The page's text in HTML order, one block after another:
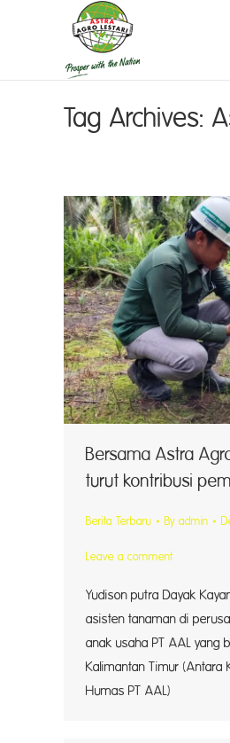
Tag Archives:
Bersama Astra
turut kontribusi
Berita Terbaru By admin
Leave a comment
Yudison putra Dayak
asisten tanaman di
anak usaha PT AAL yang
Kalimantan Timur
Humas PT AAL)